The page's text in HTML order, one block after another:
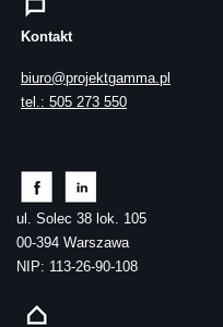
Kontakt
biuro@projektgamma.pl
tel.: 505 273 550
ul. Solec 38 lok. 105
00-394 Warszawa
NIP: 113-26-90-108